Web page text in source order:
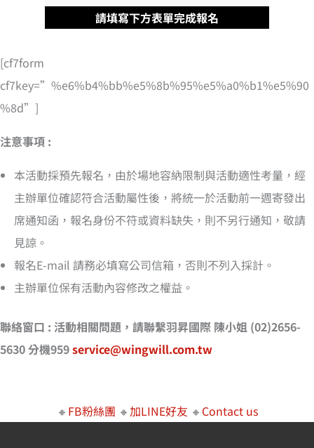
請填寫下方表單完成報名
[cf7form
cf7key=”%e6%b4%bb%e5%8b%95%e5%a0%b1%e5%90
%8d”]
注意事項 :
本活動採預先報名，由於場地容納限制與活動適性考量，經
主辦單位確認符合活動屬性後，將統一於活動前一週寄發出
席通知函，報名身份不符或資料缺失，則不另行通知，敬請
見諒。
報名E-mail 請務必填寫公司信箱，否則不列入採計。
主辦單位保有活動內容修改之權益。
聯絡窗口 : 活動相關問題，請聯繫羽昇國際 陳小姐 (02)2656-
5630 分機959service@wingwill.com.tw
🔸 FB粉絲團 🔸加LINE好友 🔸 Contact us